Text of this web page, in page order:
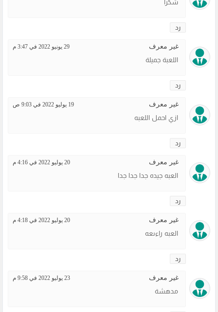
شكرا
رد
غير معرف 29 يونيو 2022 في 3:47 م
اللعبة جميلة
رد
غير معرف 19 يوليو 2022 في 9:03 ص
ازي احمل اللعبه
رد
غير معرف 20 يوليو 2022 في 4:16 م
العبه جيده جدا جدا جدا
رد
غير معرف 20 يوليو 2022 في 4:18 م
العبه راءىعه
رد
غير معرف 23 يوليو 2022 في 9:58 م
مدهشة